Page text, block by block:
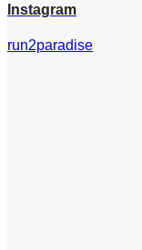
Instagram
run2paradise